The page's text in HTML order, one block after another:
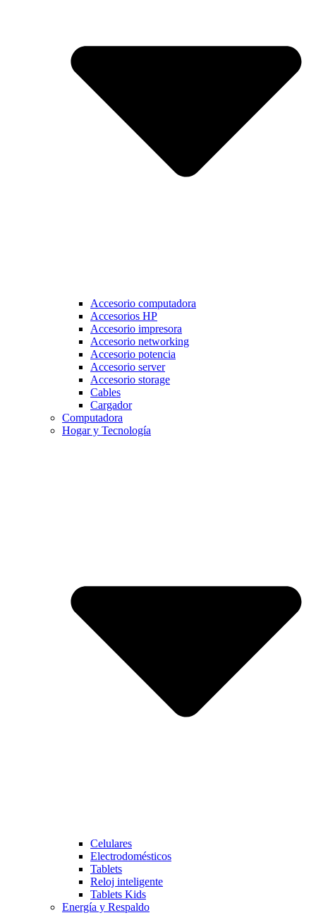
Accesorio computadora
Accesorios HP
Accesorio impresora
Accesorio networking
Accesorio potencia
Accesorio server
Accesorio storage
Cables
Cargador
Computadora
Hogar y Tecnología
Celulares
Electrodomésticos
Tablets
Reloj inteligente
Tablets Kids
Energía y Respaldo